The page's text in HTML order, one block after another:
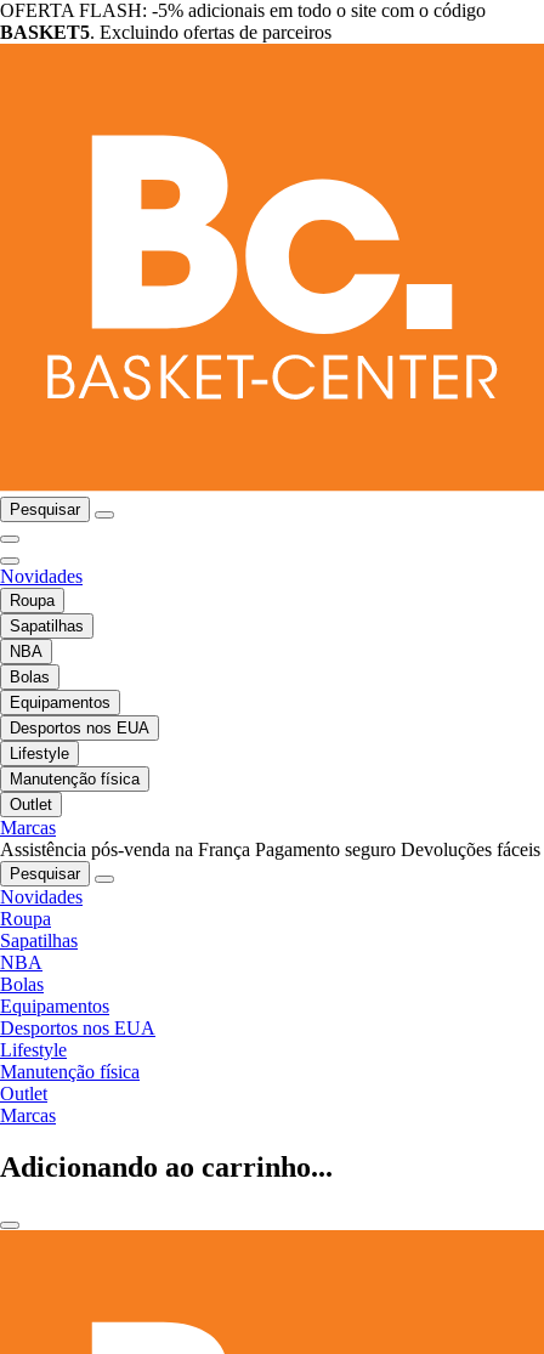
OFERTA FLASH: -5% adicionais em todo o site com o código
BASKET5. Excluindo ofertas de parceiros
Pesquisar
Novidades
Roupa
Sapatilhas
NBA
Bolas
Equipamentos
Desportos nos EUA
Lifestyle
Manutenção física
Outlet
Marcas
Assistência pós-venda na França Pagamento seguro Devoluções fáceis
Pesquisar
Novidades
Roupa
Sapatilhas
NBA
Bolas
Equipamentos
Desportos nos EUA
Lifestyle
Manutenção física
Outlet
Marcas
Adicionando ao carrinho...